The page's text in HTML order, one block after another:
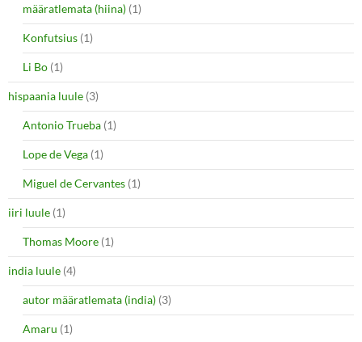
määratlemata (hiina) (1)
Konfutsius (1)
Li Bo (1)
hispaania luule (3)
Antonio Trueba (1)
Lope de Vega (1)
Miguel de Cervantes (1)
iiri luule (1)
Thomas Moore (1)
india luule (4)
autor määratlemata (india) (3)
Amaru (1)